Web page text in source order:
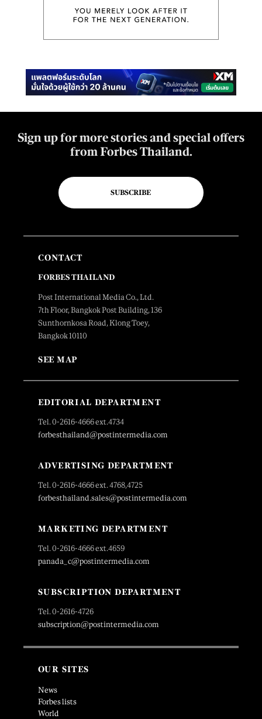
Sign up for more stories and special offers
from Forbes Thailand.
SUBSCRIBE
CONTACT
FORBES THAILAND
Post International Media Co., Ltd.
7th Floor, Bangkok Post Building, 136
Sunthornkosa Road, Klong Toey,
Bangkok 10110
SEE MAP
EDITORIAL DEPARTMENT
Tel. 0-2616-4666 ext.4734
forbesthailand@postintermedia.com
ADVERTISING DEPARTMENT
Tel. 0-2616-4666 ext. 4768,4725
forbesthailand.sales@postintermedia.com
MARKETING DEPARTMENT
Tel. 0-2616-4666 ext.4659
panada_c@postintermedia.com
SUBSCRIPTION DEPARTMENT
Tel. 0-2616-4726
subscription@postintermedia.com
OUR SITES
News
Forbes lists
World